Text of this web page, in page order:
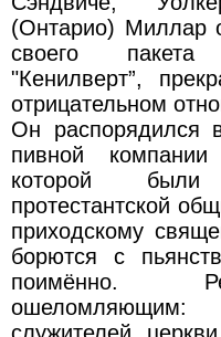
(Онтарио) Миллар
своего пакета
"Кенилверт”,
отрицательном
Он распорядился
пивной
которой были
протестантской
приходскому
борются с
поимённо.
ошеломляющим: